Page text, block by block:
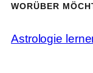
WORÜBER
Astrologie